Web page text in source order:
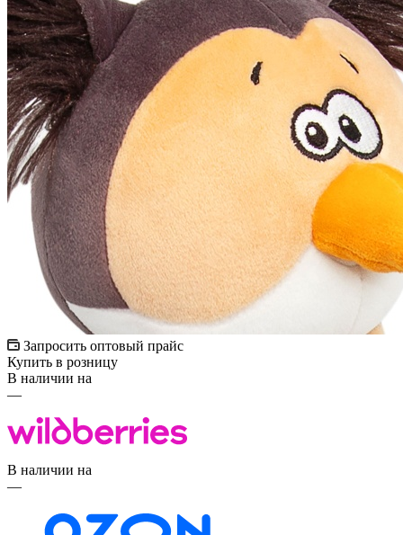
Запросить оптовый прайс
Купить в розницу
В наличии на
—
В наличии на
—